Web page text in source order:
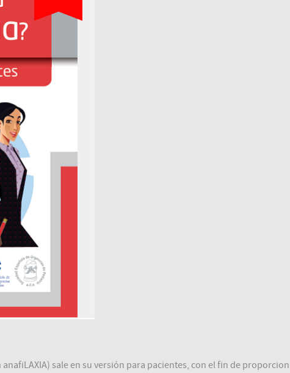
anafiLAXIA) sale en su versión para pacientes, con el fin de